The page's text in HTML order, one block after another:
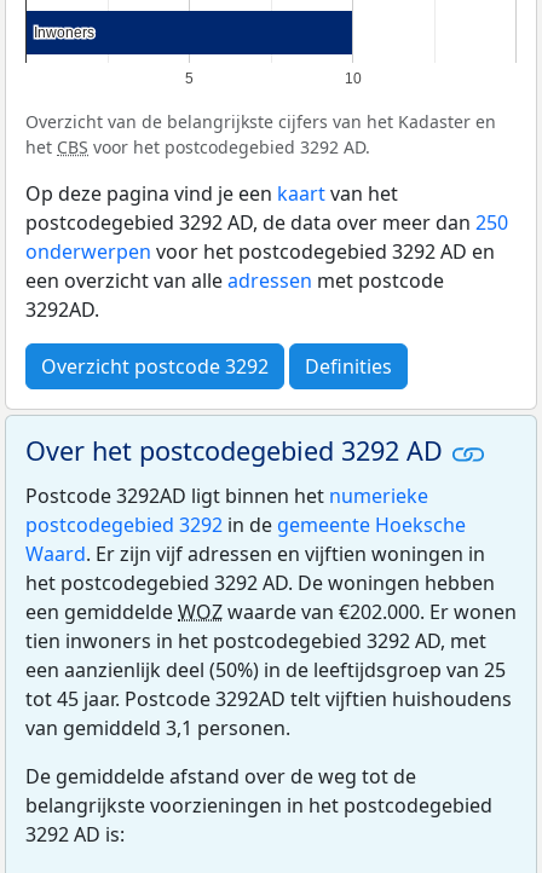
5 10
Inwoners
Inwoners
Overzicht van de belangrijkste cijfers van het Kadaster en
het CBS voor het postcodegebied 3292 AD.
Op deze pagina vind je een kaartvan het
postcodegebied 3292 AD, de data over meer dan 250
onderwerpen voor het postcodegebied 3292 AD en
een overzicht van alleadressen met postcode
3292AD.
Overzicht postcode 3292 Definities
Over het postcodegebied 3292 AD
Postcode 3292AD ligt binnen het numerieke
postcodegebied 3292 in de gemeente Hoeksche
Waard. Er zijn vijf adressen en vijftien woningen in
het postcodegebied 3292 AD. De woningen hebben
een gemiddeldeWOZwaarde van €202.000. Er wonen
tien inwoners in het postcodegebied 3292 AD, met
een aanzienlijk deel (50%) in de leeftijdsgroep van 25
tot 45 jaar. Postcode 3292AD telt vijftien huishoudens
van gemiddeld 3,1 personen.
De gemiddelde afstand over de weg tot de
belangrijkste voorzieningen in het postcodegebied
3292 AD is: